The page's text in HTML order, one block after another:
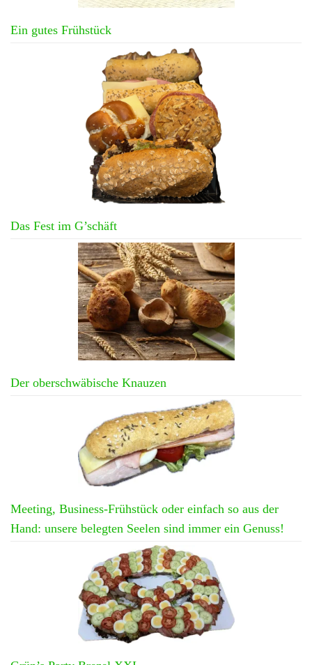
Ein gutes Frühstück
Das Fest im G’schäft
Der oberschwäbische Knauzen
Meeting, Business-Frühstück oder einfach so aus der
Hand: unsere belegten Seelen sind immer ein Genuss!